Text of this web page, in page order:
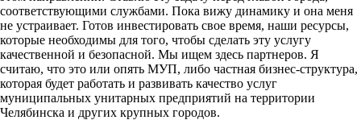
соответствующими службами. Пока вижу динамику и она меня
не устраивает. Готов инвестировать свое время, наши ресурсы,
которые необходимы для того, чтобы сделать эту услугу
качественной и безопасной. Мы ищем здесь партнеров. Я
считаю, что это или опять МУП, либо частная бизнес-структура,
которая будет работать и развивать качество услуг
муниципальных унитарных предприятий на территории
Челябинска и других крупных городов.